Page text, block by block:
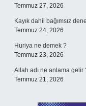
Temmuz 27, 2026
Kayık dahil bağımsız
Temmuz 24, 2026
Huriya ne demek ?
Temmuz 23, 2026
Allah adı ne anlama gelir
Temmuz 21, 2026